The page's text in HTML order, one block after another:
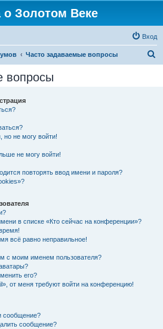
о Золотом Веке
Вход
Часто задаваемые вопросы
вопросы
но не могу войти!
не могу войти!
повторять ввод имени и пароля?
в списке «Кто сейчас на конференции»?
всё равно неправильное!
с моим именем пользователя?
его?
от меня требуют войти на конференцию!
сообщение?
сообщение?